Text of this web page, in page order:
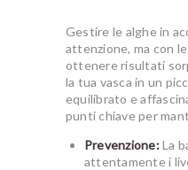
Gestire le alghe in
attenzione, ma con
ottenere risultati
la tua vasca in un
equilibrato e
punti chiave per
Prevenzione:La
attentamente i